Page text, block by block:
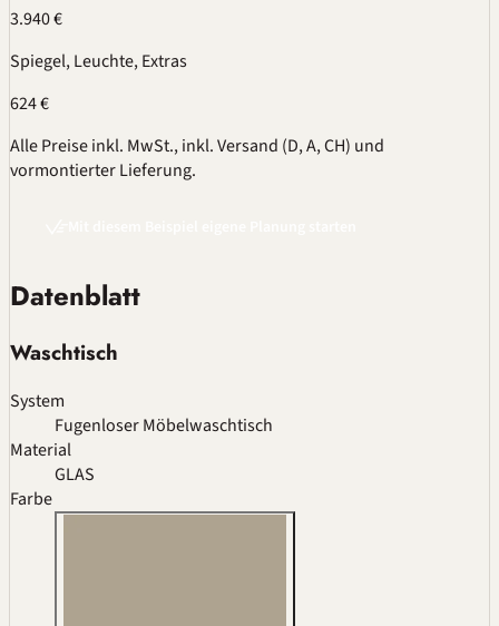
3.940 €
Spiegel, Leuchte, Extras
624 €
Alle Preise inkl. MwSt., inkl. Versand (D, A, CH) und
vormontierter Lieferung.
Datenblatt
Waschtisch
System
Fugenloser Möbelwaschtisch
Material
GLAS
Farbe